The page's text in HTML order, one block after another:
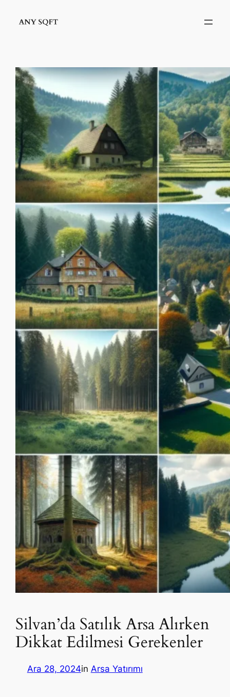
Silvan’da Satılık Arsa Alırken
Dikkat Edilmesi Gerekenler
Ara 28, 2024in Arsa Yatırımı